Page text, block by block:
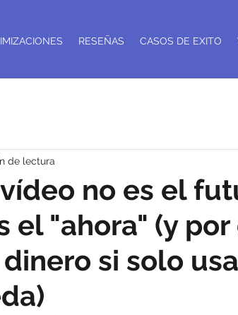
RESEÑAS CASOS DE EXITO
no es el
el "ahora" (y
si solo
de lectura